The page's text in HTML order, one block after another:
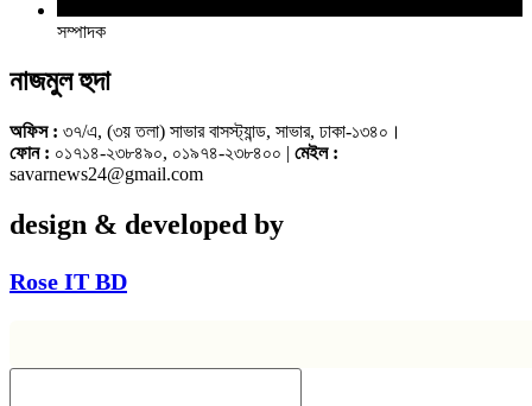
সম্পাদক
নাজমুল হুদা
অফিস : ৩৭/এ, (৩য় তলা) সাভার বাসস্ট্যান্ড, সাভার, ঢাকা-১৩৪০।
ফোন : ০১৭১৪-২৩৮৪৯০, ০১৯৭৪-২৩৮৪০০ | মেইল :
savarnews24@gmail.com
design & developed by
Rose IT BD